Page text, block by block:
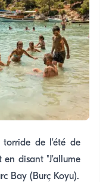
torride de l'été de
en disant "J'allume
Bay (Burç Koyu).